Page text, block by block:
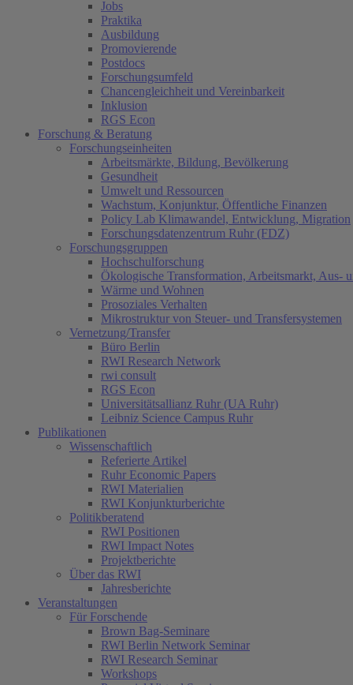
Jobs
Praktika
Ausbildung
Promovierende
Postdocs
Forschungsumfeld
Chancengleichheit und Vereinbarkeit
Inklusion
RGS Econ
Forschung & Beratung
Forschungseinheiten
Arbeitsmärkte, Bildung, Bevölkerung
Gesundheit
Umwelt und Ressourcen
Wachstum, Konjunktur, Öffentliche Finanzen
Policy Lab Klimawandel, Entwicklung, Migration
Forschungsdatenzentrum Ruhr (FDZ)
Forschungsgruppen
Hochschulforschung
Ökologische Transformation, Arbeitsmarkt, Aus-
Wärme und Wohnen
Prosoziales Verhalten
Mikrostruktur von Steuer- und Transfersystemen
Vernetzung/Transfer
Büro Berlin
RWI Research Network
rwi consult
RGS Econ
Universitätsallianz Ruhr (UA Ruhr)
Leibniz Science Campus Ruhr
Publikationen
Wissenschaftlich
Referierte Artikel
Ruhr Economic Papers
RWI Materialien
RWI Konjunkturberichte
Politikberatend
RWI Positionen
RWI Impact Notes
Projektberichte
Über das RWI
Jahresberichte
Veranstaltungen
Für Forschende
Brown Bag-Seminare
RWI Berlin Network Seminar
RWI Research Seminar
Workshops